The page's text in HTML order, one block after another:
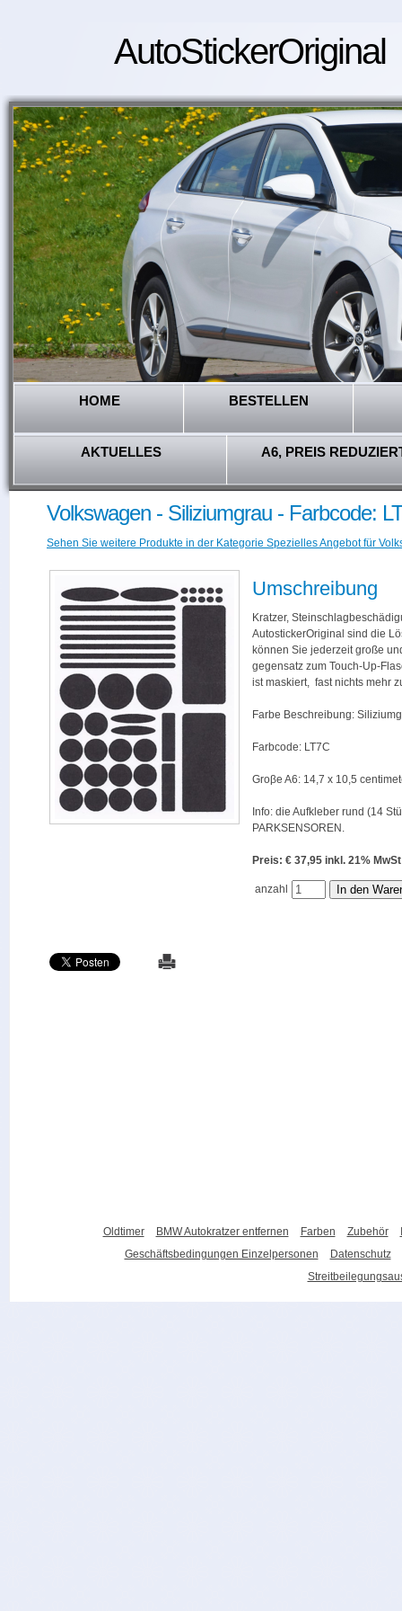
AutoStickerOriginal
HOME BESTELLEN
AKTUELLES A6, PREIS
Volkswagen - Siliziumgrau - Farbcode:
Sehen Sie weitere Produkte in der Kategorie Spezielles Angebot für
Umschreibung
Kratzer,
AutostickerOriginal sind die
können Sie jederzeit große
gegensatz zum Touch-Up-
ist maskiert, fast nichts mehr
Farbe Beschreibung:
Farbcode: LT7C
Groβe A6: 14,7 x 10,5
Info: die Aufkleber rund (14
PARKSENSOREN.
Preis: € 37,95 inkl. 21%
anzahl
Oldtimer BMW Autokratzer entfernen Farben Zubehör
Geschäftsbedingungen Einzelpersonen
Datenschutz